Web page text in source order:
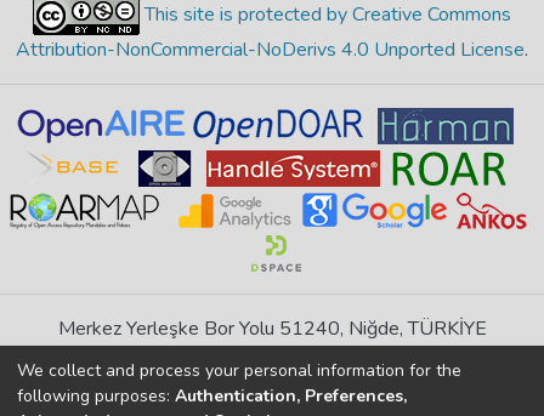
This site is protected by Creative Commons
Attribution-NonCommercial-NoDerivs 4.0 Unported License.
Merkez Yerleşke Bor Yolu 51240, Niğde, TÜRKİYE
If you find any errors in content please report us
We collect and process your personal information for the
following purposes: Authentication, Preferences,